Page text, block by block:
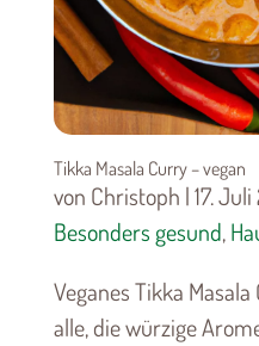
Tikka Masala Curry – vegan
von Christoph | 17.
Besonders gesund,
Veganes Tikka
alle, die würzige